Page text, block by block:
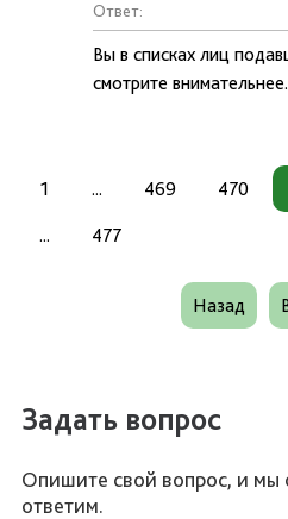
Ответ:
Вы в списках лиц
смотрите внимательнее.
1 ... 469 470
... 477
Назад
Задать вопрос
Опишите свой вопрос, и мы
ответим.